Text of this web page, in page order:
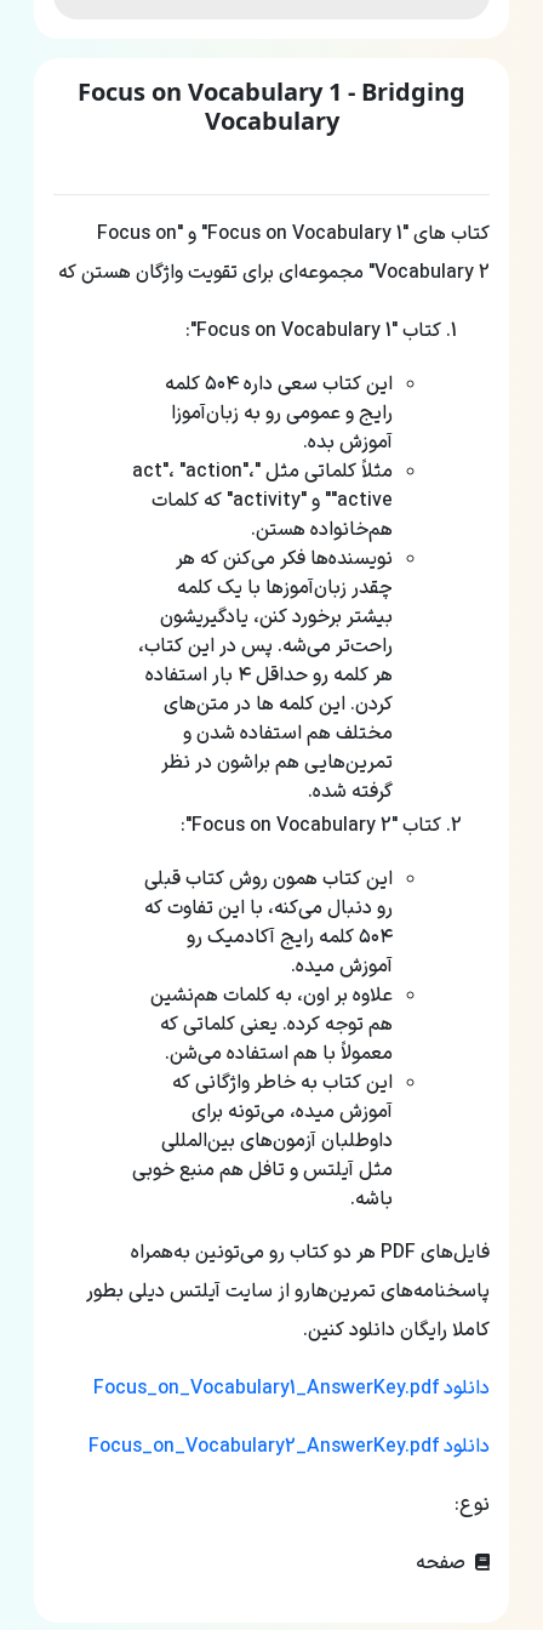
Focus on Vocabulary 1 - Bridging
Vocabulary
کتاب های "Focus on Vocabulary 1" و "Focus on
Vocabulary 2" مجموعه‌ای برای تقویت واژگان هستن که
کتاب "Focus on Vocabulary 1":
این کتاب سعی داره ۵۰۴ کلمه
رایج و عمومی رو به زبان‌آموزا
آموزش بده.
مثلاً کلماتی مثل "act"، "action"،
"active" و "activity" که کلمات
هم‌خانواده‌ هستن.
نویسنده‌ها فکر می‌کنن که هر
چقدر زبان‌آموزها با یک کلمه
بیشتر برخورد کنن، یادگیریشون
راحت‌تر می‌شه. پس در این کتاب،
هر کلمه رو حداقل ۴ بار استفاده
کردن. این کلمه ها در متن‌های
مختلف هم استفاده شدن و
تمرین‌هایی هم براشون در نظر
گرفته شده.
کتاب "Focus on Vocabulary 2":
این کتاب همون روش کتاب قبلی
رو دنبال می‌کنه، با این تفاوت که
۵۰۴ کلمه رایج آکادمیک رو
آموزش میده.
علاوه بر اون، به کلمات هم‌نشین
هم توجه کرده. یعنی کلماتی که
معمولاً با هم استفاده می‌شن.
این کتاب به خاطر واژگانی که
آموزش میده، می‌تونه برای
داوطلبان آزمون‌های بین‌المللی
مثل آیلتس و تافل هم منبع خوبی
باشه.
فایل‌های PDF هر دو کتاب رو می‌تونین به‌همراه
پاسخنامه‌های تمرین‌هارو از سایت‌ آیلتس دیلی بطور
کاملا رایگان دانلود کنین.
دانلودFocus_on_Vocabulary1_AnswerKey.pdf
دانلود Focus_on_Vocabulary2_AnswerKey.pdf
نوع:
صفحه